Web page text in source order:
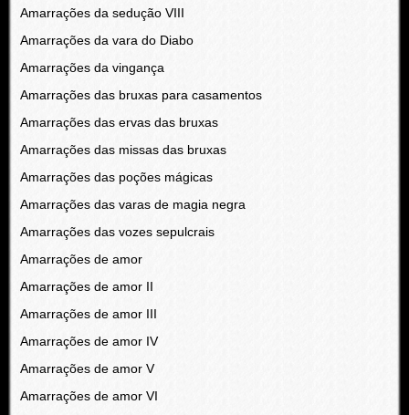
Amarrações da sedução VIII
Amarrações da vara do Diabo
Amarrações da vingança
Amarrações das bruxas para casamentos
Amarrações das ervas das bruxas
Amarrações das missas das bruxas
Amarrações das poções mágicas
Amarrações das varas de magia negra
Amarrações das vozes sepulcrais
Amarrações de amor
Amarrações de amor II
Amarrações de amor III
Amarrações de amor IV
Amarrações de amor V
Amarrações de amor VI